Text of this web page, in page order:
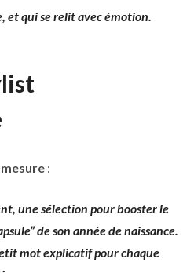
et qui se relit avec émotion.
:
une sélection pour booster le
de son année de naissance.
mot explicatif pour chaque